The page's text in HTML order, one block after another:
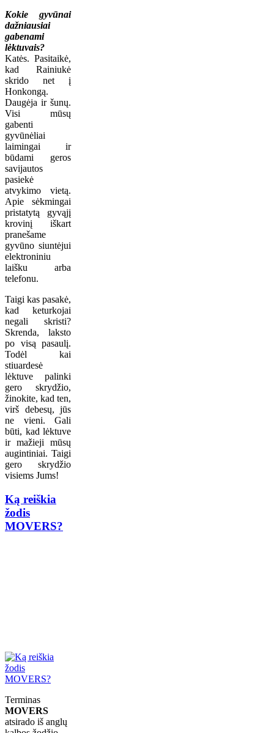
Kokie gyvūnai
dažniausiai
gabenami
lėktuvais?
Katės. Pasitaikė,
kad Rainiukė
skrido net į
Honkongą.
Daugėja ir šunų.
Visi mūsų
gabenti
gyvūnėliai
laimingai ir
būdami geros
savijautos
pasiekė
atvykimo vietą.
Apie sėkmingai
pristatytą gyvąjį
krovinį iškart
pranešame
gyvūno siuntėjui
elektroniniu
laišku arba
telefonu.
Taigi kas pasakė,
kad keturkojai
negali skristi?
Skrenda, laksto
po visą pasaulį.
Todėl kai
stiuardesė
lėktuve palinki
gero skrydžio,
žinokite, kad ten,
virš debesų, jūs
ne vieni. Gali
būti, kad lėktuve
ir mažieji mūsų
augintiniai. Taigi
gero skrydžio
visiems Jums!
Ką reiškia
žodis
MOVERS?
Terminas
MOVERS
atsirado iš anglų